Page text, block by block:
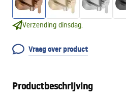
Verzending dinsdag.
Vraag over product
Productbeschrijving